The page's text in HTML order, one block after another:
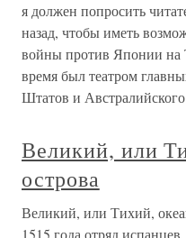
я должен попросить
назад, чтобы иметь
войны против Японии на
время был театром
Штатов и Австралийского
Великий, или
острова
Великий, или Тихий,